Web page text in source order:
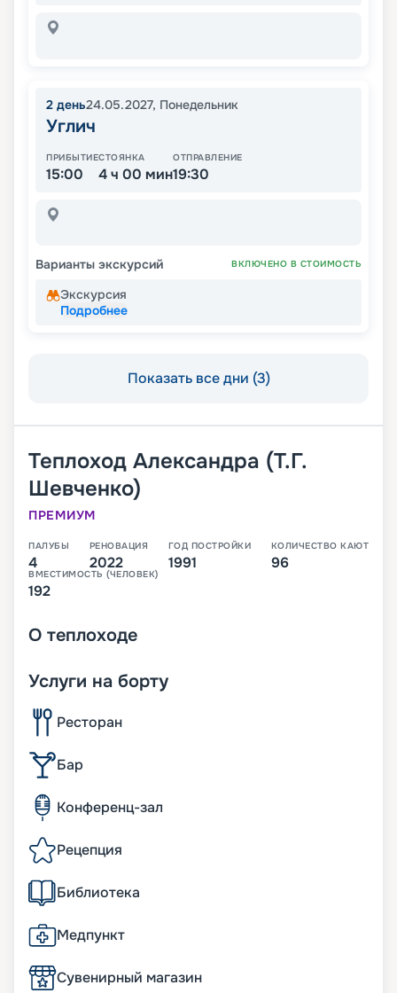
2 день24.05.2027, Понедельник
Углич
ПРИБЫТИЕ
15:00
СТОЯНКА
4 ч 00 мин
ОТПРАВЛЕНИЕ
19:30
Варианты экскурсий ВКЛЮЧЕНО В СТОИМОСТЬ
Экскурсия
Подробнее
Показать все дни (3)
Теплоход Александра (Т.Г.
Шевченко)
ПРЕМИУМ
ПАЛУБЫ
4
РЕНОВАЦИЯ
2022
ГОД ПОСТРОЙКИ
1991
КОЛИЧЕСТВО КАЮТ
96
ВМЕСТИМОСТЬ (ЧЕЛОВЕК)
192
О теплоходе
Услуги на борту
Ресторан
Бар
Конференц-зал
Рецепция
Библиотека
Медпункт
Сувенирный магазин